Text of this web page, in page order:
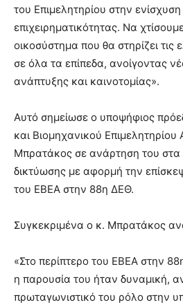
του Επιμελητηρίου στην ενίσχυση
επιχειρηματικότητας. Να
οικοσύστημα που θα στηρίζει τις
σε όλα τα επίπεδα, ανοίγοντας
ανάπτυξης και καινοτομίας».
Αυτό σημείωσε ο υποψήφιος
και Βιομηχανικού
Μπρατάκος σε ανάρτηση του στα
δικτύωσης με αφορμή την
του ΕΒΕΑ στην 88η ΔΕΘ.
Συγκεκριμένα ο κ. Μπρατάκος
«Στο περίπτερο του ΕΒΕΑ στην
η παρουσία του ήταν δυναμική,
πρωταγωνιστικό του ρόλο στην